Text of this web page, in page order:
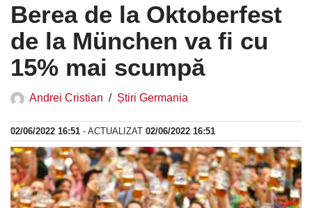
Berea de la Oktoberfest
de la München va fi cu
15% mai scumpă
Andrei Cristian Știri Germania
02/06/2022 16:51 - ACTUALIZAT 02/06/2022 16:51